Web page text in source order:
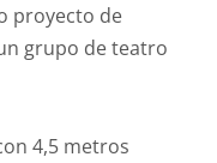
proyecto de
grupo de teatro
4,5 metros